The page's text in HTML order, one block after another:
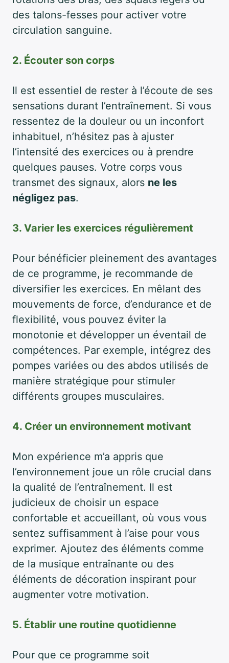
des talons-fesses pour activer votre
circulation sanguine.
2. Écouter son corps
Il est essentiel de rester à l’écoute de ses
sensations durant l’entraînement. Si vous
ressentez de la douleur ou un inconfort
inhabituel, n’hésitez pas à ajuster
l’intensité des exercices ou à prendre
quelques pauses. Votre corps vous
transmet des signaux, alors ne les
négligez pas.
3. Varier les exercices régulièrement
Pour bénéficier pleinement des avantages
de ce programme, je recommande de
diversifier les exercices. En mêlant des
mouvements de force, d’endurance et de
flexibilité, vous pouvez éviter la
monotonie et développer un éventail de
compétences. Par exemple, intégrez des
pompes variées ou des abdos utilisés de
manière stratégique pour stimuler
différents groupes musculaires.
4. Créer un environnement motivant
Mon expérience m’a appris que
l’environnement joue un rôle crucial dans
la qualité de l’entraînement. Il est
judicieux de choisir un espace
confortable et accueillant, où vous vous
sentez suffisamment à l’aise pour vous
exprimer. Ajoutez des éléments comme
de la musique entraînante ou des
éléments de décoration inspirant pour
augmenter votre motivation.
5. Établir une routine quotidienne
Pour que ce programme soit